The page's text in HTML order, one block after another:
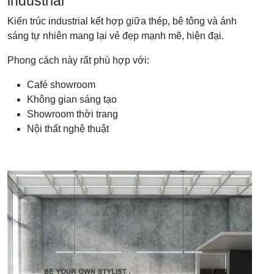
Kiến trúc industrial kết hợp giữa thép, bê tông và ánh
sáng tự nhiên mang lại vẻ đẹp mạnh mẽ, hiện đại.
Phong cách này rất phù hợp với:
Café showroom
Không gian sáng tạo
Showroom thời trang
Nội thất nghệ thuật